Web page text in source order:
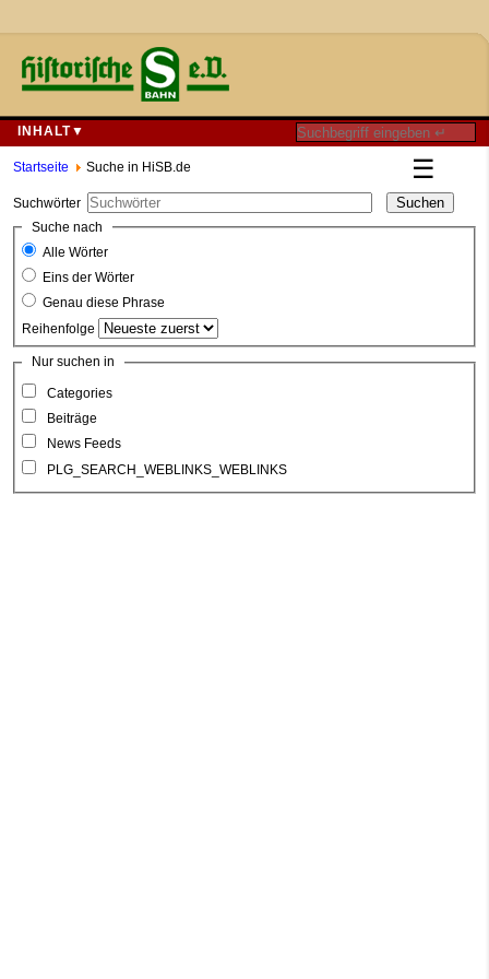
INHALT▼
☰
Startseite Suche in HiSB.de
Suchwörter Suchen
Suche nach
Alle Wörter
Eins der Wörter
Genau diese Phrase
Reihenfolge
Nur suchen in
Categories
Beiträge
News Feeds
PLG_SEARCH_WEBLINKS_WEBLINKS